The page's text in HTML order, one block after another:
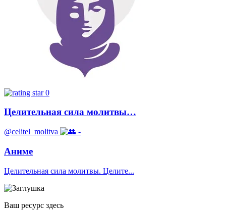
0
Целительная сила молитвы…
@celitel_molitva -
Аниме
Целительная сила молитвы. Целите...
Ваш ресурс здесь